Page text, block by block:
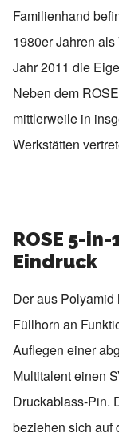
Familienhand
1980er Jahren
Jahr 2011 die
Neben dem
mittlerweile in
Werkstätten
ROSE 5-
Eindruck
Der aus
Füllhorn an
Auflegen einer
Multitalent einen
Druckablass-Pin.
beziehen sich auf